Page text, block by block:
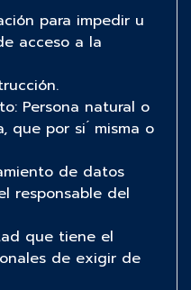
para impedir u
acceso a la
Persona natural o
que por si ́ misma o
de datos
responsable del
que tiene el
de exigir de